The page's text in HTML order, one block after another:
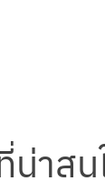
าสน